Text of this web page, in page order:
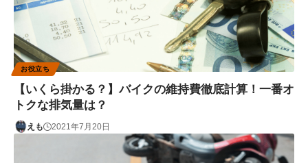
お役立ち
【いくら掛かる？】バイクの維持費徹底計算！一番オ
トクな排気量は？
えも 2021年7月20日